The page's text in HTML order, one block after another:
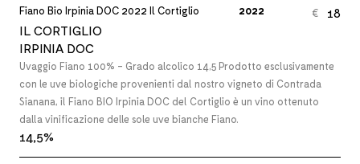
Fiano Bio Irpinia DOC 2022 Il Cortiglio 2022 €
18
IL CORTIGLIO
IRPINIA DOC
Uvaggio Fiano 100% - Grado alcolico 14,5 Prodotto esclusivamente
con le uve biologiche provenienti dal nostro vigneto di Contrada
Sianana, il Fiano BIO Irpinia DOC del Cortiglio è un vino ottenuto
dalla vinificazione delle sole uve bianche Fiano.
14,5%